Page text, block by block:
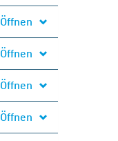
Öffnen
Öffnen
Öffnen
Öffnen